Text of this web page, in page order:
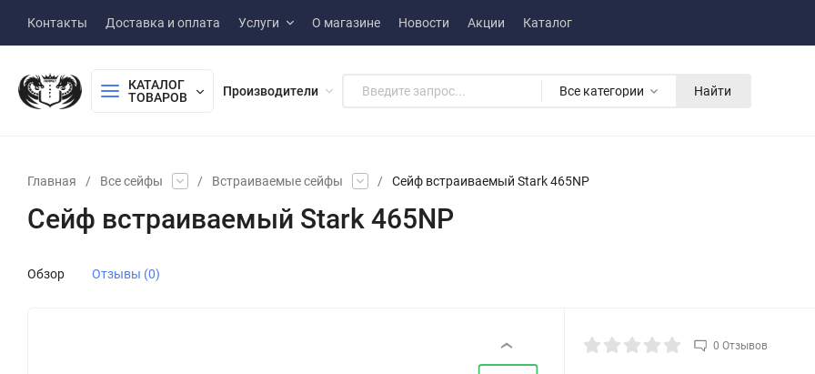
Контакты Доставка и оплата Услуги О магазине Новости Акции Каталог
КАТАЛОГ
ТОВАРОВ
Производители Все категории Найти
Главная / Все сейфы / Встраиваемые сейфы / Сейф встраиваемый Stark 465NP
Сейф встраиваемый Stark 465NP
Обзор Отзывы (0)
‹ 0 Отзывов